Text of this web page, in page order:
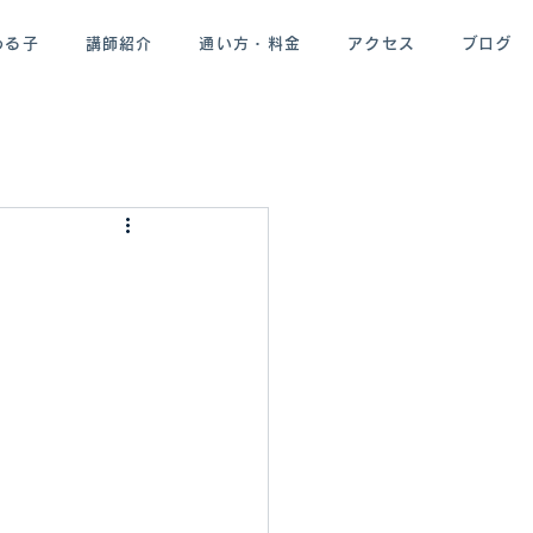
る子 講師紹介 通い方・料金 アクセス ブログ